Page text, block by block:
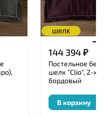
шелк
144 394₽
Постельное
шелк "Clio", 2-х
бордовый
В корзину